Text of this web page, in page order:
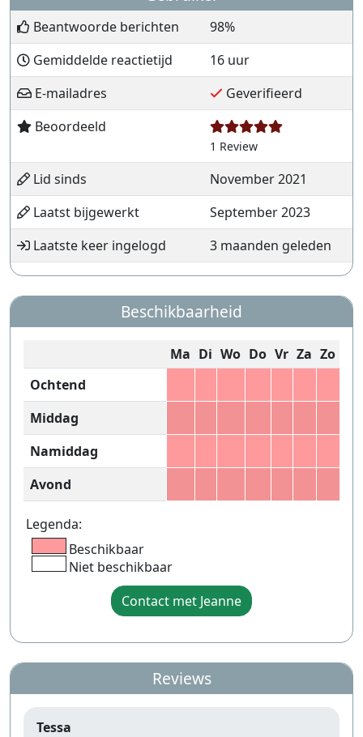
Beantwoorde berichten
98%
Gemiddelde reactietijd
16 uur
E-mailadres
Geverifieerd
Beoordeeld
1 Review
Lid sinds
November 2021
Laatst bijgewerkt
September 2023
Laatste keer ingelogd
3 maanden geleden
Beschikbaarheid
Ma Di Wo Do Vr Za Zo
Ochtend
Middag
Namiddag
Avond
Legenda:
Beschikbaar
Niet beschikbaar
Contact met Jeanne
Reviews
Tessa